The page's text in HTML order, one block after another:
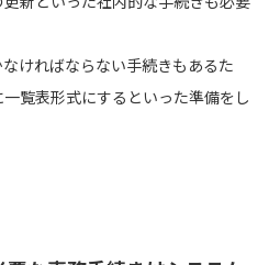
ければならない手続きもあるた
覧表形式にするといった準備をし